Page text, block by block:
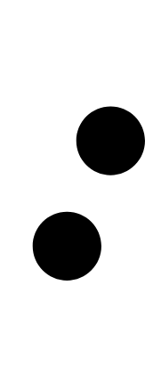
desaparecer.